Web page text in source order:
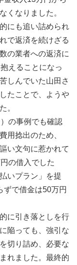
くなりました。
にも追い詰められ
で返済を続けざる
の業者への返済に
えることになっ
しんでいた山田さ
たことで、ようや
。
の事例でも確認
用捻出のため、
い文句に惹かれて
の借入でした
いプラン」を提
ずで借金は50万円
に引き落としを行
陥っても、強引な
切り詰め、必要な
れました。最終的